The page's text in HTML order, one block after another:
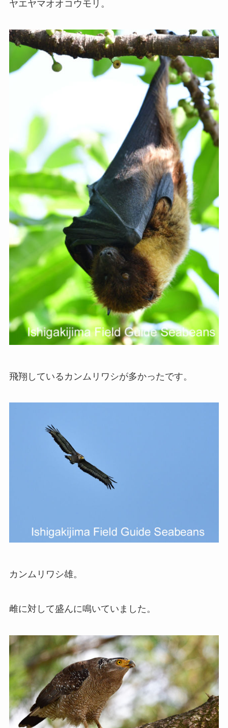
ヤエヤマオオコウモリ。
飛翔しているカンムリワシが多かったです。
カンムリワシ雄。
雌に対して盛んに鳴いていました。